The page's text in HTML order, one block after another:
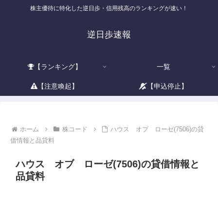
株主優待に特化した逆日歩・信用残高のランキングが速い！
逆日歩速報
【ランキング】 一覧
【注意喚起】 【申込停止】
ホーム 株コード
ハウス オブ ローゼ(7506)の貸
借情報と品貸料
ハウス オブ ローゼ(7506)の貸借情報と
品貸料